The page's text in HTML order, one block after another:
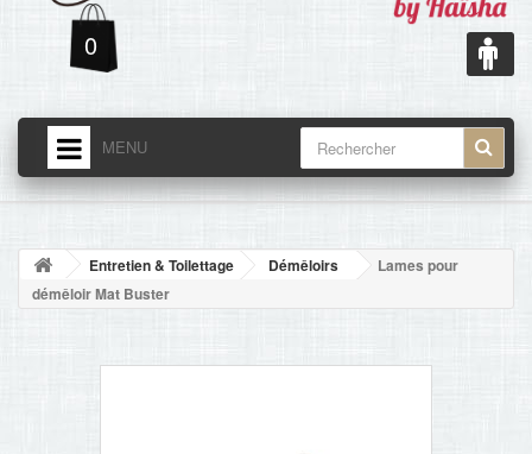
0
MENU
ACCUEIL
NOUVELLES
ACCUEIL
Entretien & Toilettage Démêloirs
Lames pour
démêloir Mat Buster